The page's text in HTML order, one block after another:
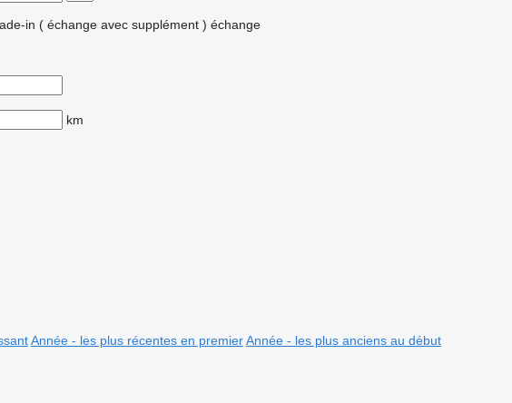
in ( échange avec supplément ) échange
km
Année - les plus récentes en premier Année - les plus anciens au début